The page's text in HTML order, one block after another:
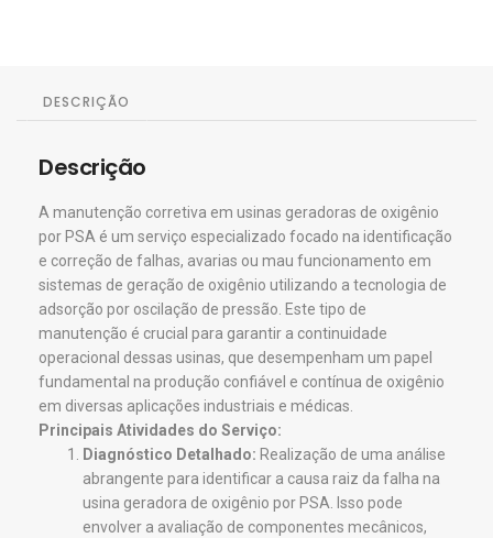
DESCRIÇÃO
Descrição
A manutenção corretiva em usinas geradoras de oxigênio
por PSA é um serviço especializado focado na identificação
e correção de falhas, avarias ou mau funcionamento em
sistemas de geração de oxigênio utilizando a tecnologia de
adsorção por oscilação de pressão. Este tipo de
manutenção é crucial para garantir a continuidade
operacional dessas usinas, que desempenham um papel
fundamental na produção confiável e contínua de oxigênio
em diversas aplicações industriais e médicas.
Principais Atividades do Serviço:
Diagnóstico Detalhado: Realização de uma análise
abrangente para identificar a causa raiz da falha na
usina geradora de oxigênio por PSA. Isso pode
envolver a avaliação de componentes mecânicos,